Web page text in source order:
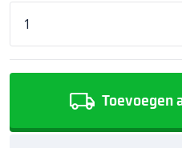
Toevoegen